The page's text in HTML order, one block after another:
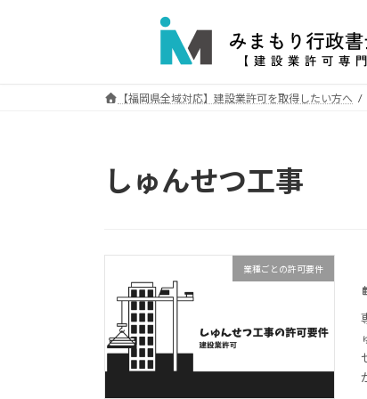
【福岡県全域対応】建設業許可を取得したい方へ
しゅんせつ工事
業種ごとの許可要件